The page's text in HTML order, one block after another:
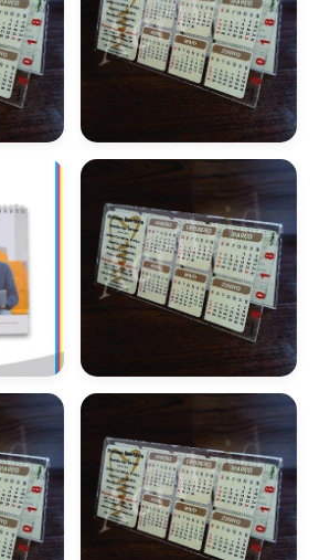
Calendário De Mesa
Calendário De Mesa
Com Porta Cartão